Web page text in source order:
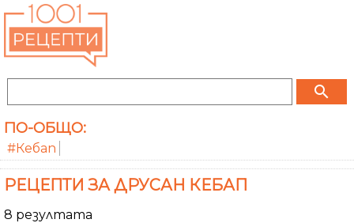
search
ПО-ОБЩО:
#Кебап
РЕЦЕПТИ ЗА ДРУСАН КЕБАП
8 резултата